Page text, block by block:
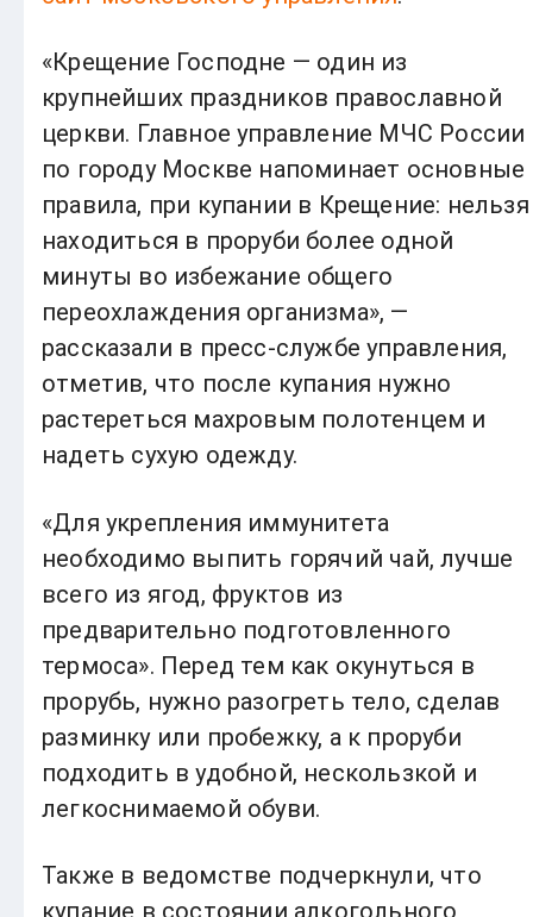
«Крещение Господне — один из
крупнейших праздников православной
церкви. Главное управление МЧС России
по городу Москве напоминает основные
правила, при купании в Крещение: нельзя
находиться в проруби более одной
минуты во избежание общего
переохлаждения организма», —
рассказали в пресс-службе управления,
отметив, что после купания нужно
растереться махровым полотенцем и
надеть сухую одежду.
«Для укрепления иммунитета
необходимо выпить горячий чай, лучше
всего из ягод, фруктов из
предварительно подготовленного
термоса». Перед тем как окунуться в
прорубь, нужно разогреть тело, сделав
разминку или пробежку, а к проруби
подходить в удобной, нескользкой и
легкоснимаемой обуви.
Также в ведомстве подчеркнули, что
купание в состоянии алкогольного